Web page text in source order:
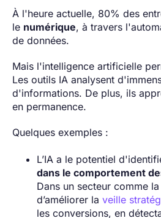
À l'heure actuelle, 80% des
le numérique, à travers
de données.
Mais l'intelligence artificielle
Les outils IA analysent
d'informations. De plus, ils
en permanence.
Quelques exemples :
L’IA a le potentiel
dans le comportement
Dans un secteur comme
d’améliorer la veille
les conversions, en